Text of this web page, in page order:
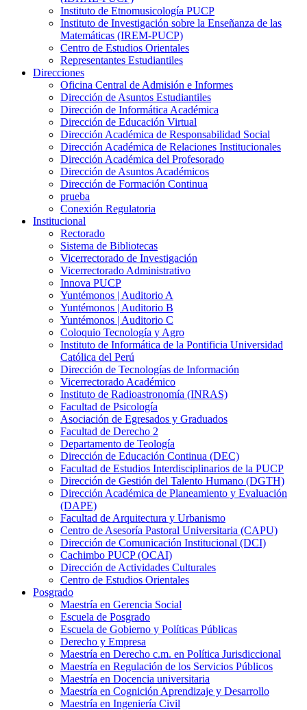
Instituto de Etnomusicología PUCP
Instituto de Investigación sobre la Enseñanza de las
Matemáticas (IREM-PUCP)
Centro de Estudios Orientales
Representantes Estudiantiles
Direcciones
Oficina Central de Admisión e Informes
Dirección de Asuntos Estudiantiles
Dirección de Informática Académica
Dirección de Educación Virtual
Dirección Académica de Responsabilidad Social
Dirección Académica de Relaciones Institucionales
Dirección Académica del Profesorado
Dirección de Asuntos Académicos
Dirección de Formación Continua
prueba
Conexión Regulatoria
Institucional
Rectorado
Sistema de Bibliotecas
Vicerrectorado de Investigación
Vicerrectorado Administrativo
Innova PUCP
Yuntémonos | Auditorio A
Yuntémonos | Auditorio B
Yuntémonos | Auditorio C
Coloquio Tecnología y Agro
Instituto de Informática de la Pontificia Universidad
Católica del Perú
Dirección de Tecnologías de Información
Vicerrectorado Académico
Instituto de Radioastronomía (INRAS)
Facultad de Psicología
Asociación de Egresados y Graduados
Facultad de Derecho 2
Departamento de Teología
Dirección de Educación Continua (DEC)
Facultad de Estudios Interdisciplinarios de la PUCP
Dirección de Gestión del Talento Humano (DGTH)
Dirección Académica de Planeamiento y Evaluación
(DAPE)
Facultad de Arquitectura y Urbanismo
Centro de Asesoría Pastoral Universitaria (CAPU)
Dirección de Comunicación Institucional (DCI)
Cachimbo PUCP (OCAI)
Dirección de Actividades Culturales
Centro de Estudios Orientales
Posgrado
Maestría en Gerencia Social
Escuela de Posgrado
Escuela de Gobierno y Políticas Públicas
Derecho y Empresa
Maestría en Derecho c.m. en Política Jurisdiccional
Maestría en Regulación de los Servicios Públicos
Maestría en Docencia universitaria
Maestría en Cognición Aprendizaje y Desarrollo
Maestría en Ingeniería Civil